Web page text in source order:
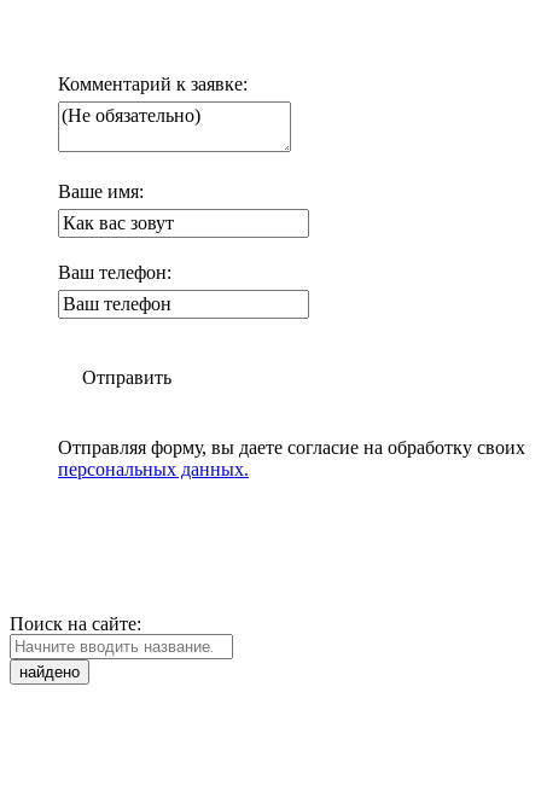
Комментарий к заявке:
Ваше имя:
Ваш телефон:
Отправить
Отправляя форму, вы даете согласие на обработку своих
персональных данных.
Поиск на сайте:
найдено